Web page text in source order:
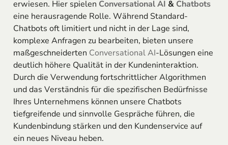
erwiesen. Hier spielen Conversational AI & Chatbots
eine herausragende Rolle. Während Standard-
Chatbots oft limitiert und nicht in der Lage sind,
komplexe Anfragen zu bearbeiten, bieten unsere
maßgeschneiderten Conversational AI-Lösungen eine
deutlich höhere Qualität in der Kundeninteraktion.
Durch die Verwendung fortschrittlicher Algorithmen
und das Verständnis für die spezifischen Bedürfnisse
Ihres Unternehmens können unsere Chatbots
tiefgreifende und sinnvolle Gespräche führen, die
Kundenbindung stärken und den Kundenservice auf
ein neues Niveau heben.